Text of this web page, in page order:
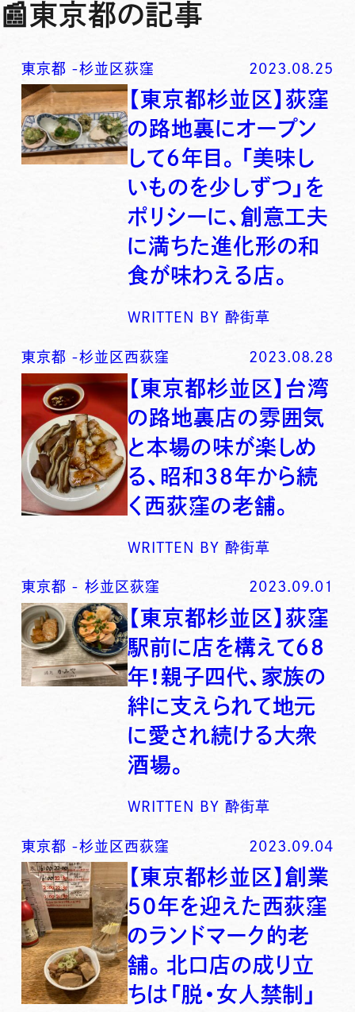
📰東京都の記事
東京都 -杉並区荻窪 2023.08.25
【東京都杉並区】荻窪
の路地裏にオープン
して６年目。「美味し
いものを少しずつ」を
ポリシーに、創意工夫
に満ちた進化形の和
食が味わえる店。
WRITTEN BY 酔街草
東京都 -杉並区西荻窪 2023.08.28
【東京都杉並区】台湾
の路地裏店の雰囲気
と本場の味が楽しめ
る、昭和３８年から続
く西荻窪の老舗。
WRITTEN BY 酔街草
東京都 - 杉並区荻窪 2023.09.01
【東京都杉並区】荻窪
駅前に店を構えて６８
年！親子四代、家族の
絆に支えられて地元
に愛され続ける大衆
酒場。
WRITTEN BY 酔街草
東京都 -杉並区西荻窪 2023.09.04
【東京都杉並区】創業
５０年を迎えた西荻窪
のランドマーク的老
舗。北口店の成り立
ちは「脱・女人禁制」